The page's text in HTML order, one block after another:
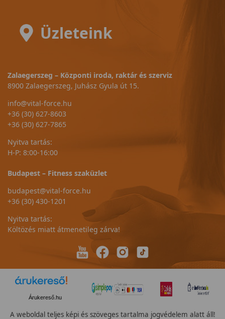
Üzleteink
Zalaegerszeg – Központi iroda, raktár és szerviz
8900 Zalaegerszeg, Juhász Gyula út 15.
info@vital-force.hu
+36 (30) 627-8603
+36 (30) 627-7865
Nyitva tartás:
H-P: 8:00-16:00
Budapest – Fitness szaküzlet
budapest@vital-force.hu
+36 (30) 430-1201
Nyitva tartás:
Költözés miatt átmenetileg zárva!
Árukereső.hu
A weboldal teljes képi és szöveges tartalma jogvédelem alatt áll!